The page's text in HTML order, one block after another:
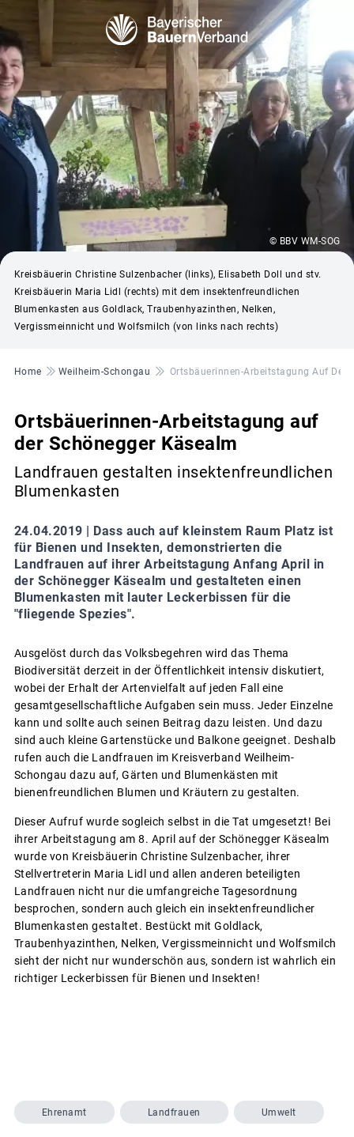
© BBV WM-SOG
Kreisbäuerin Christine Sulzenbacher (links), Elisabeth Doll und stv.
Kreisbäuerin Maria Lidl (rechts) mit dem insektenfreundlichen
Blumenkasten aus Goldlack, Traubenhyazinthen, Nelken,
Vergissmeinnicht und Wolfsmilch (von links nach rechts)
Pfadnavigation
Home Weilheim-Schongau Ortsbäuerinnen-Arbeitstagung Auf Der
Ortsbäuerinnen-Arbeitstagung auf
der Schönegger Käsealm
Landfrauen gestalten insektenfreundlichen
Blumenkasten
24.04.2019 |
Dass auch auf kleinstem Raum Platz ist
für Bienen und Insekten, demonstrierten die
Landfrauen auf ihrer Arbeitstagung Anfang April in
der Schönegger Käsealm und gestalteten einen
Blumenkasten mit lauter Leckerbissen für die
"fliegende Spezies".
Ausgelöst durch das Volksbegehren wird das Thema
Biodiversität derzeit in der Öffentlichkeit intensiv diskutiert,
wobei der Erhalt der Artenvielfalt auf jeden Fall eine
gesamtgesellschaftliche Aufgaben sein muss. Jeder Einzelne
kann und sollte auch seinen Beitrag dazu leisten. Und dazu
sind auch kleine Gartenstücke und Balkone geeignet. Deshalb
rufen auch die Landfrauen im Kreisverband Weilheim-
Schongau dazu auf, Gärten und Blumenkästen mit
bienenfreundlichen Blumen und Kräutern zu gestalten.
Dieser Aufruf wurde sogleich selbst in die Tat umgesetzt! Bei
ihrer Arbeitstagung am 8. April auf der Schönegger Käsealm
wurde von Kreisbäuerin Christine Sulzenbacher, ihrer
Stellvertreterin Maria Lidl und allen anderen beteiligten
Landfrauen nicht nur die umfangreiche Tagesordnung
besprochen, sondern auch gleich ein insektenfreundlicher
Blumenkasten gestaltet. Bestückt mit Goldlack,
Traubenhyazinthen, Nelken, Vergissmeinnicht und Wolfsmilch
sieht der nicht nur wunderschön aus, sondern ist wahrlich ein
richtiger Leckerbissen für Bienen und Insekten!
Ehrenamt Landfrauen Umwelt